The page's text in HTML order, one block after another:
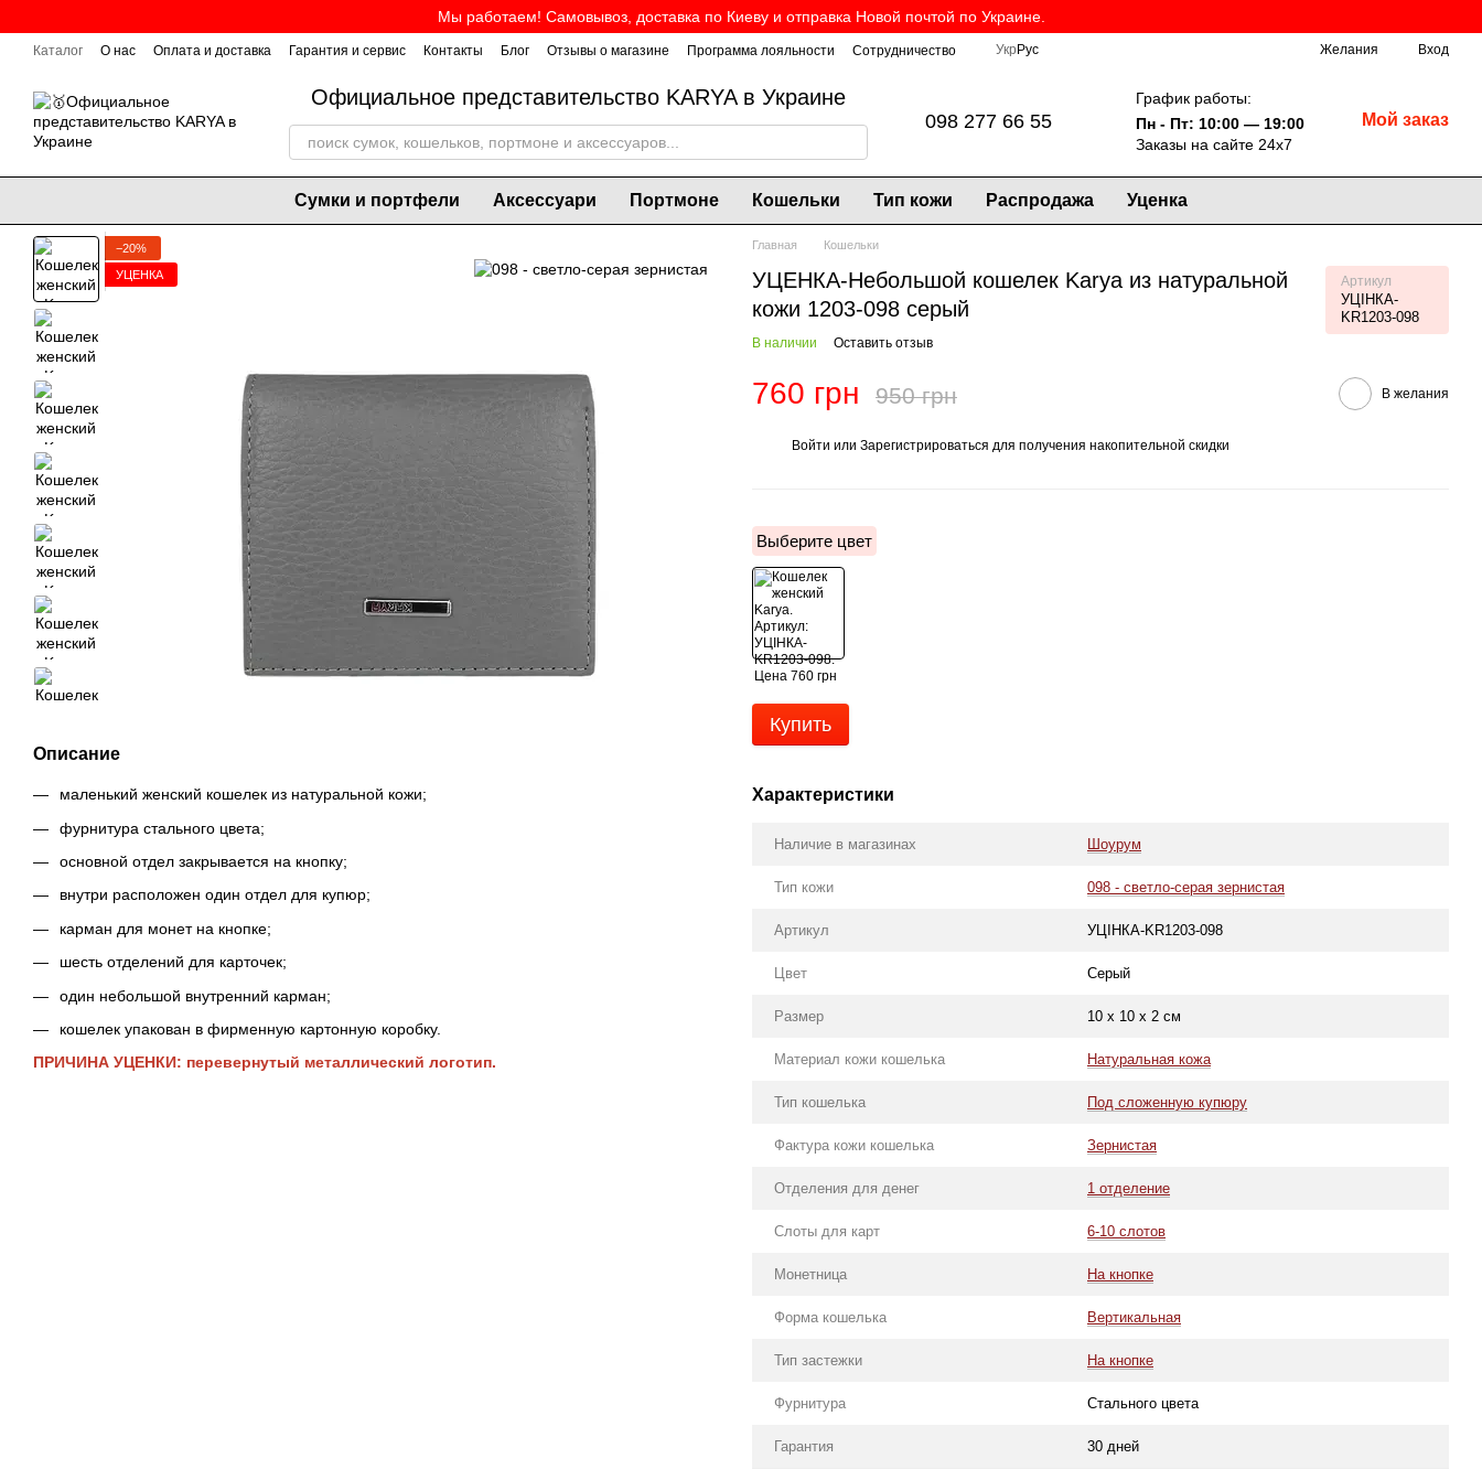
Мы работаем! Самовывоз, доставка по Киеву и отправка Новой почтой по Украине.
Каталог О нас Оплата и доставка Гарантия и сервис Контакты Блог Отзывы о магазине Программа лояльности Сотрудничество Укр Рус Желания Вход
Официальное представительство KARYA в Украине
098 277 66 55
График работы:
Пн - Пт: 10:00 — 19:00
Заказы на сайте 24х7
Мой заказ
Сумки и портфели Аксессуари Портмоне Кошельки Тип кожи Распродажа Уценка
−20%
УЦЕНКА
Описание
маленький женский кошелек из натуральной кожи;
фурнитура стального цвета;
основной отдел закрывается на кнопку;
внутри расположен один отдел для купюр;
карман для монет на кнопке;
шесть отделений для карточек;
один небольшой внутренний карман;
кошелек упакован в фирменную картонную коробку.
ПРИЧИНА УЦЕНКИ: перевернутый металлический логотип.
Главная Кошельки
УЦЕНКА-Небольшой кошелек Karya из натуральной
кожи 1203-098 серый
Артикул
УЦІНКА-
KR1203-098
В наличии Оставить отзыв
760 грн 950 грн В желания
Войти или Зарегистрироваться для получения накопительной скидки
Выберите цвет
Купить
Характеристики
Наличие в магазинах Шоурум
Тип кожи 098 - светло-серая зернистая
Артикул УЦІНКА-KR1203-098
Цвет Серый
Размер 10 х 10 х 2 см
Материал кожи кошелька Натуральная кожа
Тип кошелька Под сложенную купюру
Фактура кожи кошелька Зернистая
Отделения для денег 1 отделение
Слоты для карт 6-10 слотов
Монетница На кнопке
Форма кошелька Вертикальная
Тип застежки На кнопке
Фурнитура Стального цвета
Гарантия 30 дней